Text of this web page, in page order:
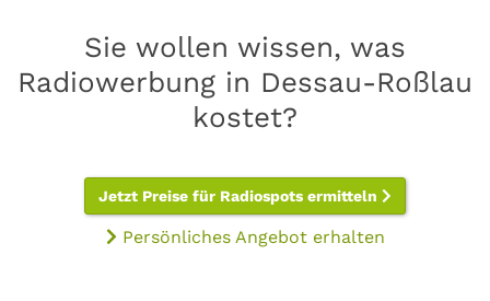
Sie wollen wissen, was
Radiowerbung in Dessau-Roßlau
kostet?
Jetzt Preise für Radiospots ermitteln
Persönliches Angebot erhalten